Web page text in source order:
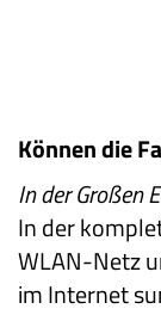
Können die
In der Großen
In der
WLAN-Netz
im Internet